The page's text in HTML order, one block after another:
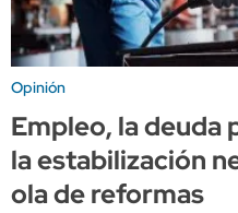
Opinión
Empleo, la deuda
la estabilización
ola de reformas